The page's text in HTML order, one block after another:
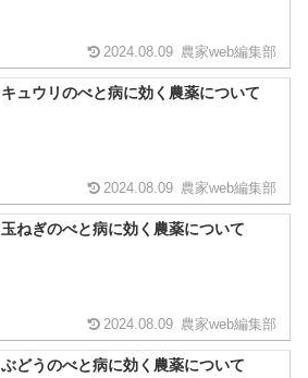
2024.08.09 農家web編集部
キュウリのべと病に効く農薬について
2024.08.09 農家web編集部
玉ねぎのべと病に効く農薬について
2024.08.09 農家web編集部
ぶどうのべと病に効く農薬について